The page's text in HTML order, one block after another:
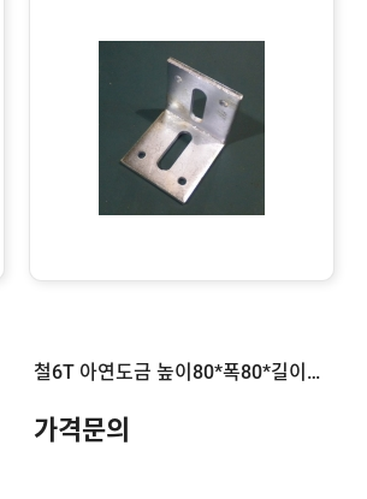
철6T 아연도금 높이80*폭80*길이150
가격문의